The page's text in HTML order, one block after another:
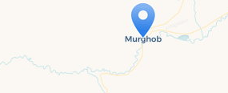
Travelers' Map is loading...
If you see this after your page is loaded completely,
missing.